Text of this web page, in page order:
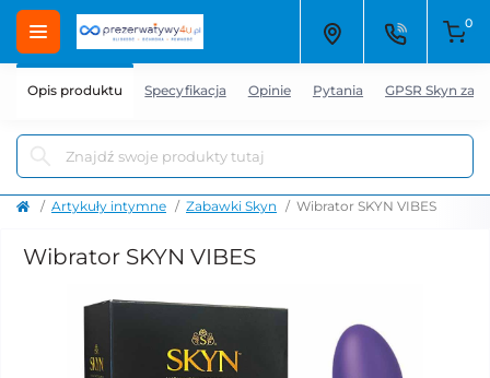
0
Artykuły intymne Zabawki Skyn Wibrator SKYN VIBES
Wibrator SKYN VIBES
Opis produktu Specyfikacja Opinie Pytania GPSR Skyn zab